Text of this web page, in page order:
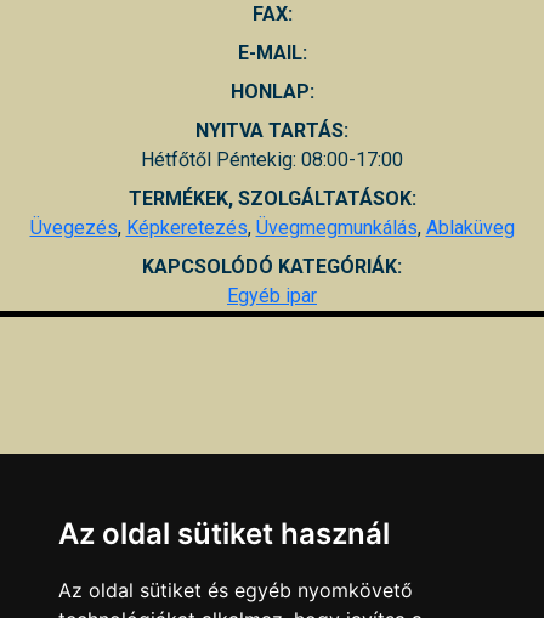
FAX:
E-MAIL:
HONLAP:
NYITVA TARTÁS:
Hétfőtől Péntekig: 08:00-17:00
TERMÉKEK, SZOLGÁLTATÁSOK:
Üvegezés, Képkeretezés, Üvegmegmunkálás, Ablaküveg
KAPCSOLÓDÓ KATEGÓRIÁK:
Egyéb ipar
Az oldal sütiket használ
Az oldal sütiket és egyéb nyomkövető